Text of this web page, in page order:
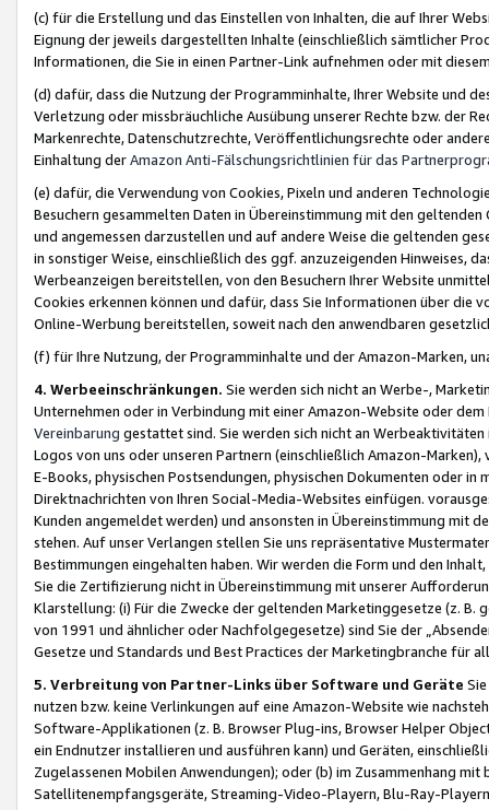
(c) für die Erstellung und das Einstellen von Inhalten, die auf Ihrer
Eignung der jeweils dargestellten Inhalte (einschließlich sämtlicher
Informationen, die Sie in einen Partner-Link aufnehmen oder mit
(d) dafür, dass die Nutzung der Programminhalte, Ihrer Website und
Verletzung oder missbräuchliche Ausübung unserer Rechte bzw. der
Markenrechte, Datenschutzrechte, Veröffentlichungsrechte oder
Einhaltung derAmazon Anti-Fälschungsrichtlinien für das
(e) dafür, die Verwendung von Cookies, Pixeln und anderen
Besuchern gesammelten Daten in Übereinstimmung mit den
und angemessen darzustellen und auf andere Weise die geltenden
in sonstiger Weise, einschließlich des ggf. anzuzeigenden Hinweises,
Werbeanzeigen bereitstellen, von den Besuchern Ihrer Website
Cookies erkennen können und dafür, dass Sie Informationen über die
Online-Werbung bereitstellen, soweit nach den anwendbaren
(f) für Ihre Nutzung, der Programminhalte und der Amazon-Marken,
4. Werbeeinschränkungen. Sie werden sich nicht an Werbe-,
Unternehmen oder in Verbindung mit einer Amazon-Website oder
Vereinbarung gestattet sind. Sie werden sich nicht an
Logos von uns oder unseren Partnern (einschließlich Amazon-
E-Books, physischen Postsendungen, physischen Dokumenten oder in
Direktnachrichten von Ihren Social-Media-Websites einfügen.
Kunden angemeldet werden) und ansonsten in Übereinstimmung mit
stehen. Auf unser Verlangen stellen Sie uns repräsentative
Bestimmungen eingehalten haben. Wir werden die Form und den
Sie die Zertifizierung nicht in Übereinstimmung mit unserer
Klarstellung: (i) Für die Zwecke der geltenden Marketinggesetze (z. B.
von 1991 und ähnlicher oder Nachfolgegesetze) sind Sie der
Gesetze und Standards und Best Practices der Marketingbranche für
5. Verbreitung von Partner-Links über Software und Geräte
nutzen bzw. keine Verlinkungen auf eine Amazon-Website wie
Software-Applikationen (z. B. Browser Plug-ins, Browser Helper
ein Endnutzer installieren und ausführen kann) und Geräten,
Zugelassenen Mobilen Anwendungen); oder (b) im Zusammenhang
Satellitenempfangsgeräte, Streaming-Video-Playern, Blu-Ray-